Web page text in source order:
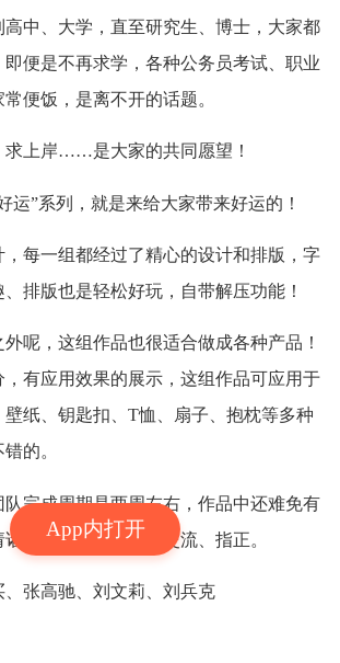
App内打开
高中、大学，直至研究生、博士，大家都
便是不再求学，各种公务员考试、职业
便饭，是离不开的话题。
求上岸……是大家的共同愿望！
运”系列，就是来给大家带来好运的！
，每一组都经过了精心的设计和排版，字
排版也是轻松好玩，自带解压功能！
呢，这组作品也很适合做成各种产品！
有应用效果的展示，这组作品可应用于
纸、钥匙扣、T恤、扇子、抱枕等多种
的。
完成周期是两周左右，作品中还难免有
位设计师同仁多多交流、指正。
张高驰、刘文莉、刘兵克